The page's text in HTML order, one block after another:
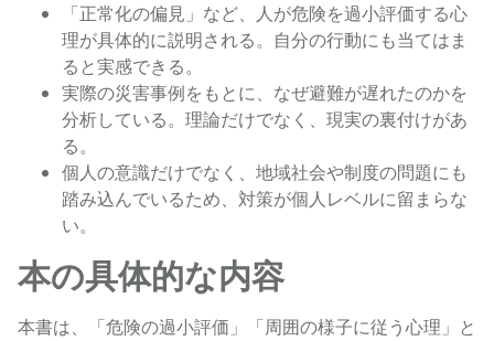
「正常化の偏見」など、人が危険を過小評価する心
理が具体的に説明される。自分の行動にも当てはま
ると実感できる。
実際の災害事例をもとに、なぜ避難が遅れたのかを
分析している。理論だけでなく、現実の裏付けがあ
る。
個人の意識だけでなく、地域社会や制度の問題にも
踏み込んでいるため、対策が個人レベルに留まらな
い。
本の具体的な内容
本書は、「危険の過小評価」「周囲の様子に従う心理」と